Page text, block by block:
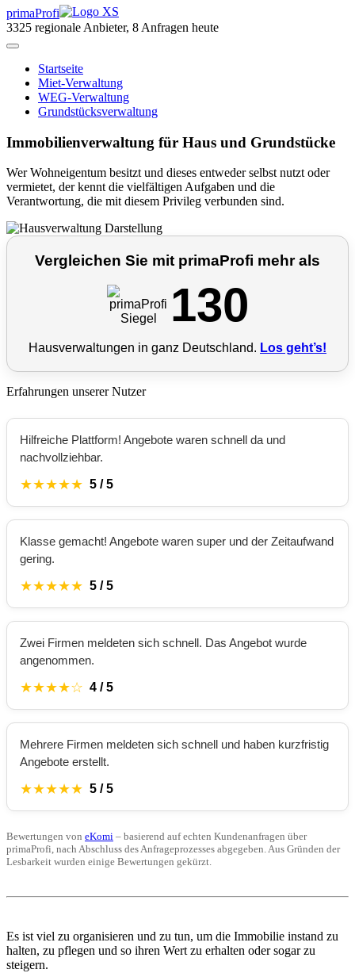
primaProfi
3325 regionale Anbieter, 8 Anfragen heute
Startseite
Miet-Verwaltung
WEG-Verwaltung
Grundstücks­verwaltung
Immobilienverwaltung für Haus und Grundstücke
Wer Wohneigentum besitzt und dieses entweder selbst nutzt oder
vermietet, der kennt die vielfältigen Aufgaben und die
Verantwortung, die mit diesem Privileg verbunden sind.
Vergleichen Sie mit primaProfi mehr als
130
Hausverwaltungen in ganz Deutschland. Los geht’s!
Erfahrungen unserer Nutzer
Hilfreiche Plattform! Angebote waren schnell da und
nachvollziehbar.
★★★★★ 5 / 5
Klasse gemacht! Angebote waren super und der Zeitaufwand
gering.
★★★★★ 5 / 5
Zwei Firmen meldeten sich schnell. Das Angebot wurde
angenommen.
★★★★☆ 4 / 5
Mehrere Firmen meldeten sich schnell und haben kurzfristig
Angebote erstellt.
★★★★★ 5 / 5
Bewertungen von eKomi – basierend auf echten Kundenanfragen über
primaProfi, nach Abschluss des Anfrageprozesses abgegeben. Aus Gründen der
Lesbarkeit wurden einige Bewertungen gekürzt.
Es ist viel zu organisieren und zu tun, um die Immobilie instand zu
halten, zu pflegen und so ihren Wert zu erhalten oder sogar zu
steigern.